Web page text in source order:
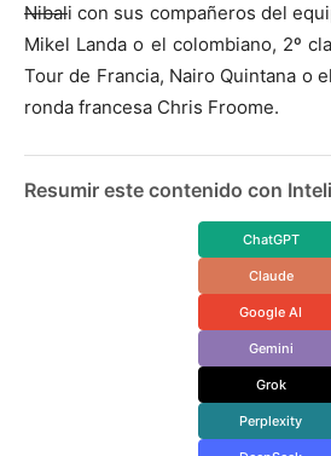
Nibali con sus compañeros del
Mikel Landa o el colombiano, 2º
Tour de Francia, Nairo Quintana o
ronda francesa Chris Froome.
Resumir este contenido con
ChatGPT
Claude
Google AI
Gemini
Grok
Perplexity